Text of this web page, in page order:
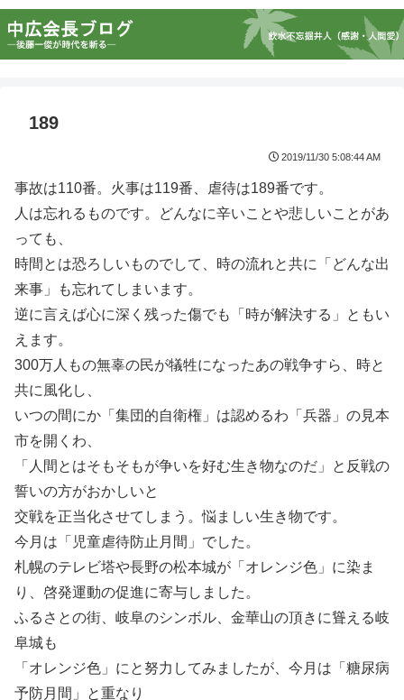
189
2019/11/30 5:08:44 AM
事故は110番。火事は119番、虐待は189番です。
人は忘れるものです。どんなに辛いことや悲しいことがあ
っても、
時間とは恐ろしいものでして、時の流れと共に「どんな出
来事」も忘れてしまいます。
逆に言えば心に深く残った傷でも「時が解決する」ともい
えます。
300万人もの無辜の民が犠牲になったあの戦争すら、時と
共に風化し、
いつの間にか「集団的自衛権」は認めるわ「兵器」の見本
市を開くわ、
「人間とはそもそもが争いを好む生き物なのだ」と反戦の
誓いの方がおかしいと
交戦を正当化させてしまう。悩ましい生き物です。
今月は「児童虐待防止月間」でした。
札幌のテレビ塔や長野の松本城が「オレンジ色」に染ま
り、啓発運動の促進に寄与しました。
ふるさとの街、岐阜のシンボル、金華山の頂きに聳える岐
阜城も
「オレンジ色」にと努力してみましたが、今月は「糖尿病
予防月間」と重なり